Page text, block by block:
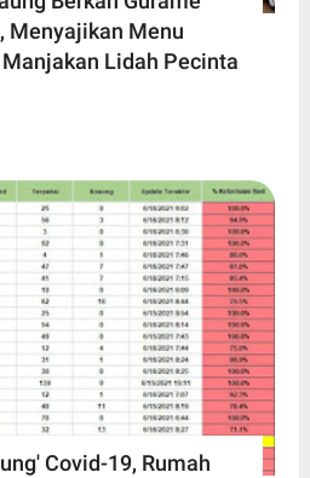
Menyajikan Menu
Lidah Pecinta
Covid-19, Rumah